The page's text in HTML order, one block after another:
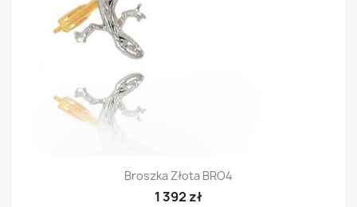
Broszka Złota BRO4
1 392 zł